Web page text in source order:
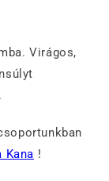
Virágos,
Kana !